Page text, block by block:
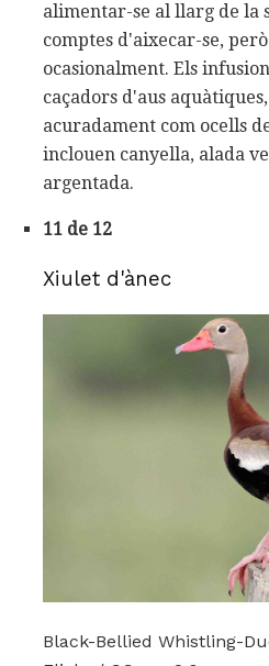
alimentar-se al llarg de la
comptes d'aixecar-se,
ocasionalment. Els
caçadors d'aus
acuradament com ocells
inclouen canyella, alada
argentada.
11 de 12
Xiulet d'ànec
Black-Bellied Whistling-